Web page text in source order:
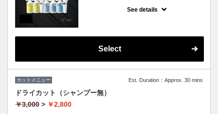
りを治すことができます。
See details
Select
カットメニュー Est. Duration：Approx. 30 mins
ドライカット（シャンプー無）
￥3,000 > ￥2,800